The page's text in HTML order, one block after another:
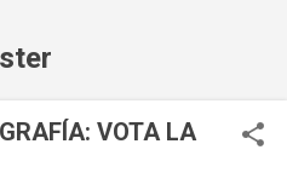
VOTA LA